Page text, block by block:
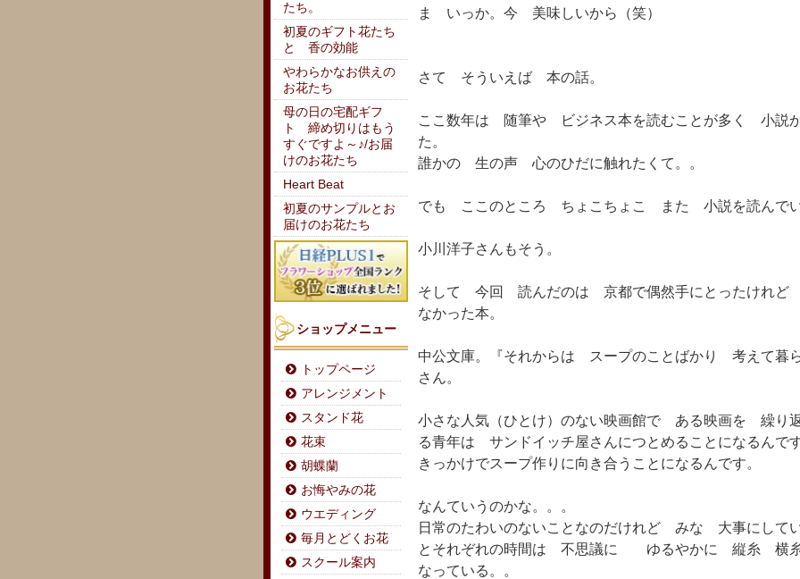
ま いっか。今 美味しいから（笑）
さて そういえば 本の話。
ここ数年は 随筆や ビジネス本を読むことが多く 小説
た。
誰かの 生の声 心のひだに触れたくて。。
でも ここのところ ちょこちょこ また 小説を読んでい
小川洋子さんもそう。
そして 今回 読んだのは 京都で偶然手にとったけれ
なかった本。
中公文庫。『それからは スープのことばかり 考えて暮
さん。
小さな人気（ひとけ）のない映画館で ある映画を 繰
る青年は サンドイッチ屋さんにつとめることになるんで
きっかけでスープ作りに向き合うことになるんです。
なんていうのかな。。。
日常のたわいのないことなのだけれど みな 大事にして
とそれぞれの時間は 不思議に ゆるやかに 縦糸 横
なっている。。
たち。
初夏のギフト花たち
と 香の効能
やわらかなお供えの
お花たち
母の日の宅配ギフ
ト 締め切りはもう
すぐですよ～♪/お届
けのお花たち
Heart Beat
初夏のサンプルとお
届けのお花たち
ショップメニュー
トップページ
アレンジメント
スタンド花
花束
胡蝶蘭
お悔やみの花
ウエディング
毎月とどくお花
スクール案内